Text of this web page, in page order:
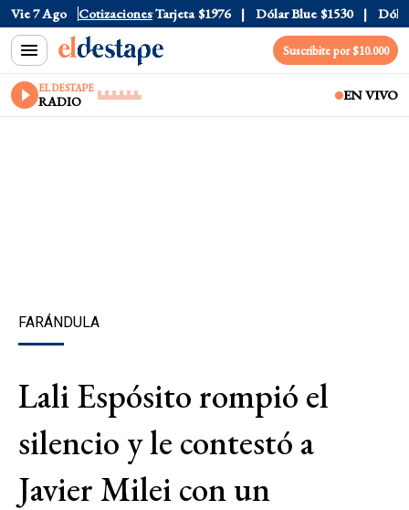
Vie 7 Ago Cotizaciones
$1520 Dólar Tarjeta $1976 Dólar Blue $1530 Dólar
Suscribite por $10.000
EL DESTAPE
RADIO EN VIVO
FARÁNDULA
Lali Espósito rompió el
silencio y le contestó a
Javier Milei con un